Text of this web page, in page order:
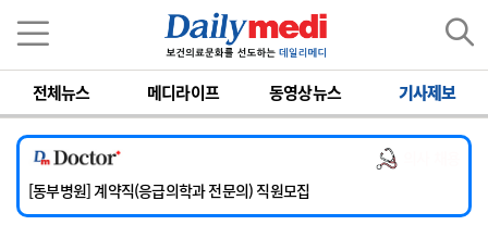
전체뉴스 메디라이프 동영상뉴스 기사제보
[서울아산병원] 2026년 하반기 인턴 모집
[영남대학교의료원] 마취통증의학과 임기제 임상의사 채용
[충남대학교병원] 소아청소년과(소아응급전담) 계약직 의사 공개채용
[동부병원] 계약직(응급의학과 전문의) 직원모집
[이대목동병원] 하반기 전공의(레지던트1년차) 모집